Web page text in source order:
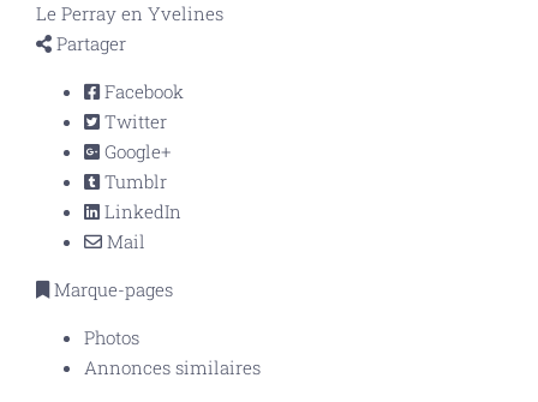
Le Perray en Yvelines
Partager
Facebook
Twitter
Google+
Tumblr
LinkedIn
Mail
Marque-pages
Photos
Annonces similaires